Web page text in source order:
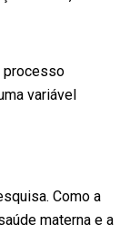
processo
variável
Como a
materna e a